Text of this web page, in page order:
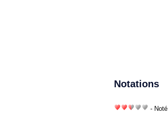
Notations
- Noté